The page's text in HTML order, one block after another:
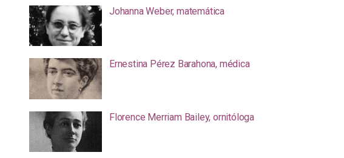
Johanna Weber, matemática
Ernestina Pérez Barahona, médica
Florence Merriam Bailey, ornitóloga